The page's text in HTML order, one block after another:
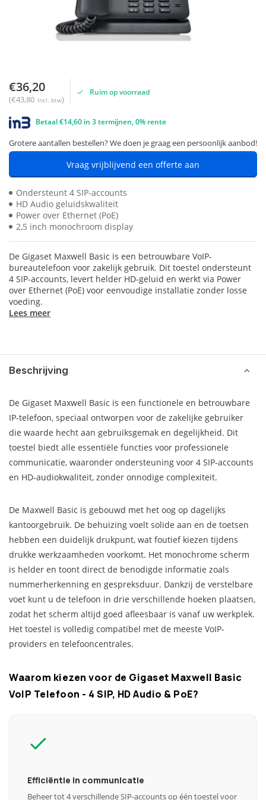
€36,20
(€43,80 Incl. btw)
Ruim op voorraad
Betaal €14,60 in 3 termijnen, 0% rente
Grotere aantallen bestellen? We doen je graag een persoonlijk aanbod!
Vraag vrijblijvend een offerte aan
Ondersteunt 4 SIP-accounts
HD Audio geluidskwaliteit
Power over Ethernet (PoE)
2,5 inch monochroom display
De Gigaset Maxwell Basic is een betrouwbare VoIP-
bureautelefoon voor zakelijk gebruik. Dit toestel ondersteunt
4 SIP-accounts, levert helder HD-geluid en werkt via Power
over Ethernet (PoE) voor eenvoudige installatie zonder losse
voeding.
Lees meer
Beschrijving
De Gigaset Maxwell Basic is een functionele en betrouwbare
IP-telefoon, speciaal ontworpen voor de zakelijke gebruiker
die waarde hecht aan gebruiksgemak en degelijkheid. Dit
toestel biedt alle essentiële functies voor professionele
communicatie, waaronder ondersteuning voor 4 SIP-accounts
en HD-audiokwaliteit, zonder onnodige complexiteit.
De Maxwell Basic is gebouwd met het oog op dagelijks
kantoorgebruik. De behuizing voelt solide aan en de toetsen
hebben een duidelijk drukpunt, wat foutief kiezen tijdens
drukke werkzaamheden voorkomt. Het monochrome scherm
is helder en toont direct de benodigde informatie zoals
nummerherkenning en gespreksduur. Dankzij de verstelbare
voet kunt u de telefoon in drie verschillende hoeken plaatsen,
zodat het scherm altijd goed afleesbaar is vanaf uw werkplek.
Het toestel is volledig compatibel met de meeste VoIP-
providers en telefooncentrales.
Waarom kiezen voor de Gigaset Maxwell Basic
VoIP Telefoon - 4 SIP, HD Audio & PoE?
Efficiëntie in communicatie
Beheer tot 4 verschillende SIP-accounts op één toestel voor